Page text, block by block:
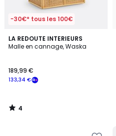
-30€* tous les 100€
LA REDOUTE INTERIEURS
Malle en cannage, Waska
133,34 €
189,99 €
4
/
4
/